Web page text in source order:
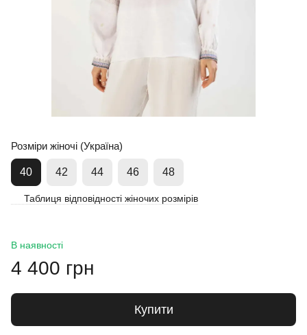
Розміри жіночі (Україна)
40 42 44 46 48
Таблиця відповідності жіночих розмірів
В наявності
4 400 грн
Купити